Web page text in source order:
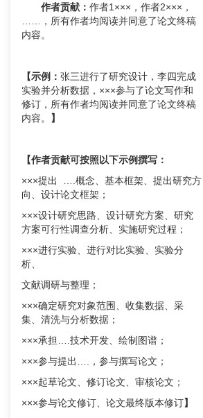
作者贡献 ：作者1×××，作者2×××，
……，所有作者均阅读并同意了论文终稿
内容。
【示例： 张三进行了研究设计，李四完成
实验并分析数据，×××参与了论文写作和
修订，所有作者均阅读并同意了论文终稿
内容。
】
【作者贡献可按照以下示例撰写：
×××提出 ….概念、基本框架、提出研究方
向、设计论文框架；
×××设计研究思路、设计研究方案、研究
方案可行性调查分析、实施研究过程；
×××进行实验、进行对比实验、实验分
析、
文献调研与整理；
×××确定研究对象范围、收集数据、采
集、清洗与分析数据；
×××承担….技术开发、绘制图谱；
×××参与提出….，参与撰写论文；
×××起草论文、修订论文、审核论文；
×××参与论文修订、论文最终版本修订】